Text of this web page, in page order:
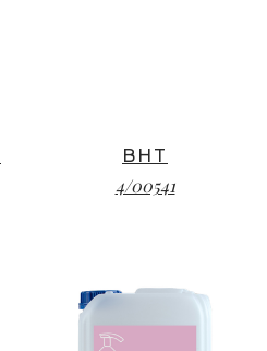
BHT
4/00541